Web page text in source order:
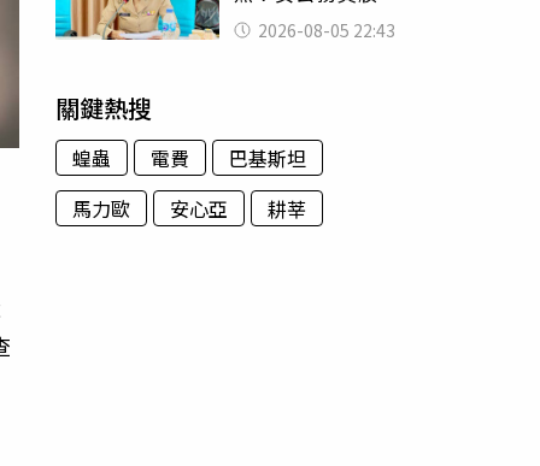
掀2千則留言 本人
怒嗆：化妝有錯嗎
2026-08-05 22:43
關鍵熱搜
蝗蟲 電費
巴基斯坦
馬力歐
安心亞 耕莘